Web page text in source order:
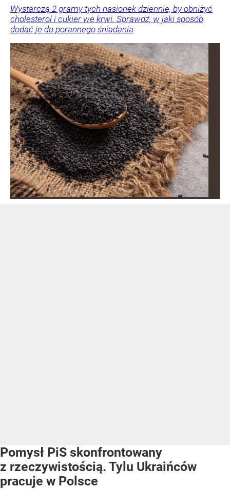
Wystarczą 2 gramy tych nasionek dziennie, by obniżyć
cholesterol i cukier we krwi. Sprawdź, w jaki sposób
dodać je do porannego śniadania
Pomysł PiS skonfrontowany
z rzeczywistością. Tylu Ukraińców
pracuje w Polsce